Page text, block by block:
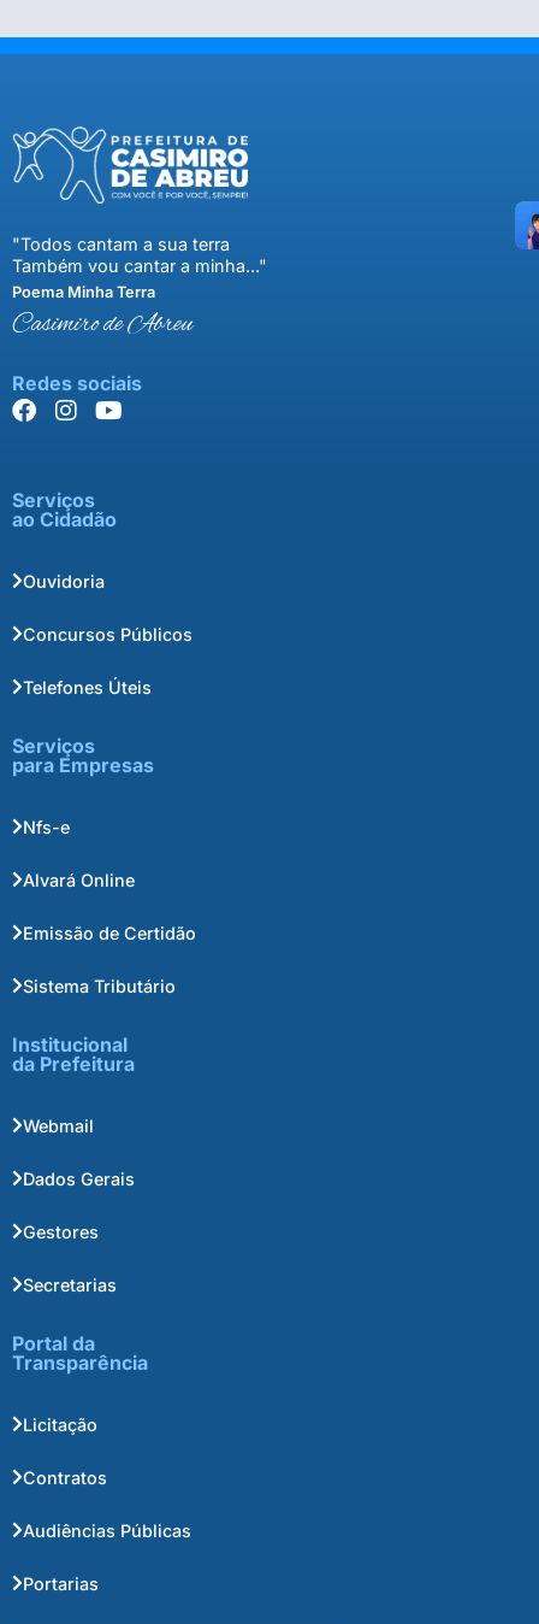
"Todos cantam a sua terra
Também vou cantar a minha..."
Poema Minha Terra
Casimiro de Abreu
Redes sociais
Serviços
ao Cidadão
Ouvidoria
Concursos Públicos
Telefones Úteis
Serviços
para Empresas
Nfs-e
Alvará Online
Emissão de Certidão
Sistema Tributário
Institucional
da Prefeitura
Webmail
Dados Gerais
Gestores
Secretarias
Portal da
Transparência
Licitação
Contratos
Audiências Públicas
Portarias